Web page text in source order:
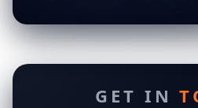
GET IN